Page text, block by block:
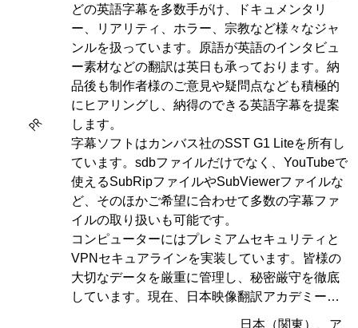
PR
どの英語字幕を多数手がけ、ドキュメンタリ
ー、リアリティ、ホラー、宗教など様々なジャ
ンルを扱っています。原語が英語のインタビュ
ー素材などの翻訳は英日も承っております。納
品後も制作者様のご意見や疑問点なども積極的
にヒアリングし、納得のできる英語字幕を提案
します。
字幕ソフトはカンバス社のSST G1 Liteを所有し
ています。sdbファイルだけでなく、YouTubeで
使えるSubRipファイルやSubViewerファイルな
ど、そのほかご希望に合わせて多数の字幕ファ
イルの取り扱いも可能です。
コンピューターにはプレミアムセキュリティと
VPNセキュアラインを実装しています。皆様の
大切なデータを厳重に管理し、秘密厳守を徹底
しています。現在、日本映像翻訳アカデミー…
日本（関東）、ア